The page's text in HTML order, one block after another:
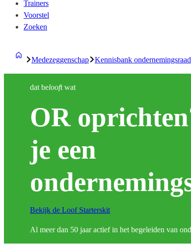
Trainers
Voorstel
Zoeken
Medezeggenschap Kennisbank ondernemingsraad
dat belooft wat
OR
je een
Bekijk de Loof Starterskit
Al meer dan 50 jaar actief in het begeleiden van